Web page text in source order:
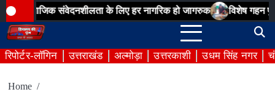
Skip
to
content
संवेदनशीलता के लिए हर नागरिक हो जागरुक विशेष गहन पुनरीक्षण
रिपोर्टर-लॉगिन उत्तराखंड अल्मोड़ा उत्तरकाशी उधम सिंह नगर
Home